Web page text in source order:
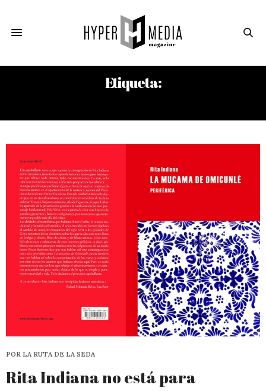
Etiqueta:
POR LA RUTA DE LA SEDA
Rita Indiana no está para